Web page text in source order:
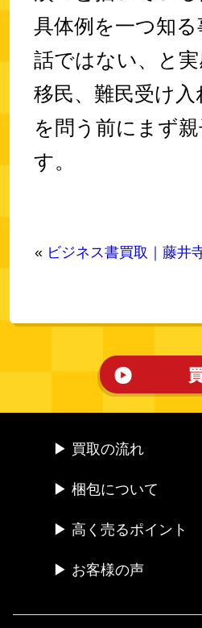
具体例を一つ知
話ではない、と
移民、難民受け
を問う前にまず
す。
« ビジネス書買取｜藤井
▶ 買取の流れ
▶ 梱包について
▶ 高く売るポイント
▶ お客様の声